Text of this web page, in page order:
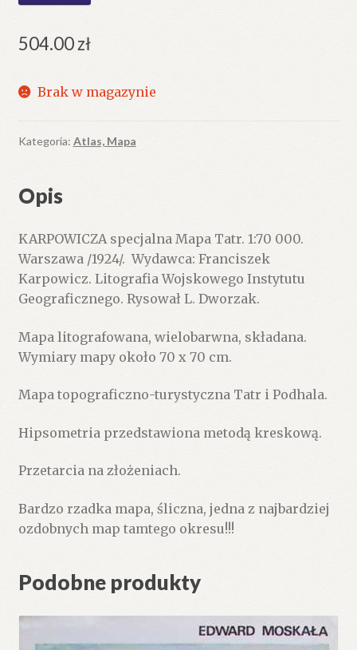
504.00zł
Brak w magazynie
Kategoria: Atlas, Mapa
Opis
KARPOWICZA specjalna Mapa Tatr. 1:70 000.
Warszawa /1924/. Wydawca: Franciszek
Karpowicz. Litografia Wojskowego Instytutu
Geograficznego. Rysował L. Dworzak.
Mapa litografowana, wielobarwna, składana.
Wymiary mapy około 70 x 70 cm.
Mapa topograficzno-turystyczna Tatr i Podhala.
Hipsometria przedstawiona metodą kreskową.
Przetarcia na złożeniach.
Bardzo rzadka mapa, śliczna, jedna z najbardziej
ozdobnych map tamtego okresu!!!
Podobne produkty